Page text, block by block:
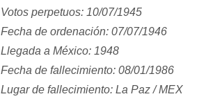
Votos perpetuos: 10/07/1945
Fecha de ordenación: 07/07/1946
Llegada a México: 1948
Fecha de fallecimiento: 08/01/1986
Lugar de fallecimiento: La Paz / MEX